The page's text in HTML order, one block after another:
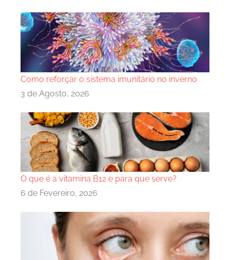
Como reforçar o sistema imunitário no inverno
3 de Agosto, 2026
O que é a vitamina B12 e para que serve?
6 de Fevereiro, 2026